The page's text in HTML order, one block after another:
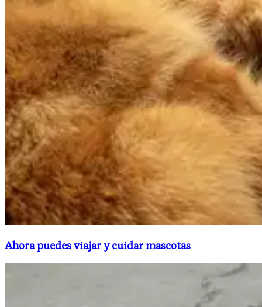
Ahora puedes viajar y cuidar mascotas